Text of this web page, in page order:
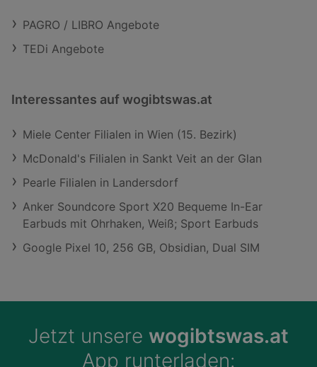
PAGRO / LIBRO Angebote
TEDi Angebote
Interessantes auf wogibtswas.at
Miele Center Filialen in Wien (15. Bezirk)
McDonald's Filialen in Sankt Veit an der Glan
Pearle Filialen in Landersdorf
Anker Soundcore Sport X20 Bequeme In-Ear
Earbuds mit Ohrhaken, Weiß; Sport Earbuds
Google Pixel 10, 256 GB, Obsidian, Dual SIM
Jetzt unsere wogibtswas.at
App runterladen: